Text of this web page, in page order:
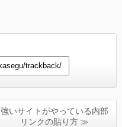
強いサイトがやっている内部
リンクの貼り方 ≫